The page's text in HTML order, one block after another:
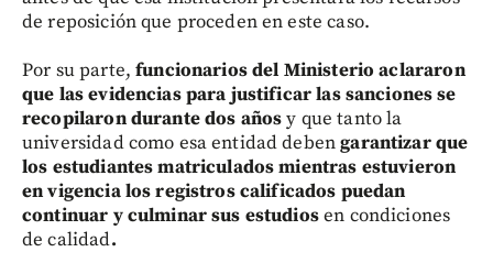
de reposición que proceden en este caso.
Por su parte,funcionarios del Ministerio aclararon
que las evidencias para justificar las sanciones se
recopilaron durante dos añosy que tanto la
universidad como esa entidad debengarantizar que
los estudiantes matriculados mientras estuvieron
en vigencia los registros calificados puedan
continuar y culminar sus estudiosen condiciones
de calidad.